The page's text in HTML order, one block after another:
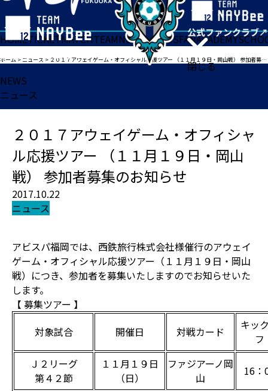
閉じる
HOMETICKETMATCHTEAMNEWSGOODSFANACADEMY
ホーム >ニュース > ２０１７アウェイゲーム・オフィシャル応援ツアー （１１月１９日・岡山戦） 参加者募集のお知らせ
NEWS
ニュース
２０１７アウェイゲーム・オフィシャ
ル応援ツアー （１１月１９日・岡山
戦） 参加者募集のお知らせ
2017.10.22
ニュース
アビスパ福岡では、西鉄旅行株式会社様催行のアウェイ
ゲーム・オフィシャル応援ツアー（１１月１９日・岡山
戦）につき、参加者を募集いたしますのでお知らせいた
します。
【 募集ツアー 】
対象試合
開催日 対戦カード
キッ
フ
Ｊ２リーグ
第４２節
１１月１９日
（日）
ファジアーノ岡
山
16：